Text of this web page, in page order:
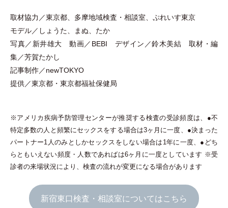
取材協力／東京都、多摩地域検査 ・ 相談室、ぷれいす東京
モデル／しょうた、まぬ、たか
写真／新井雄大 動画／BEBI デザイン／鈴木美結 取材 ・ 編
集／芳賀たかし
記事制作／newTOKYO
提供／東京都 ・ 東京都福祉保健局
※アメリカ疾病予防管理センターが推奨する検査の受診頻度は、●不
特定多数の人と頻繁にセックスをする場合は3ヶ月に一度、●決まった
パートナー1人のみとしかセックスをしない場合は1年に一度、●どち
らともいえない頻度 ・ 人数であればは6ヶ月に一度としています ※受
診者の来場状況により、検査の流れが変更になる場合があります
新宿東口検査・相談室についてはこちら